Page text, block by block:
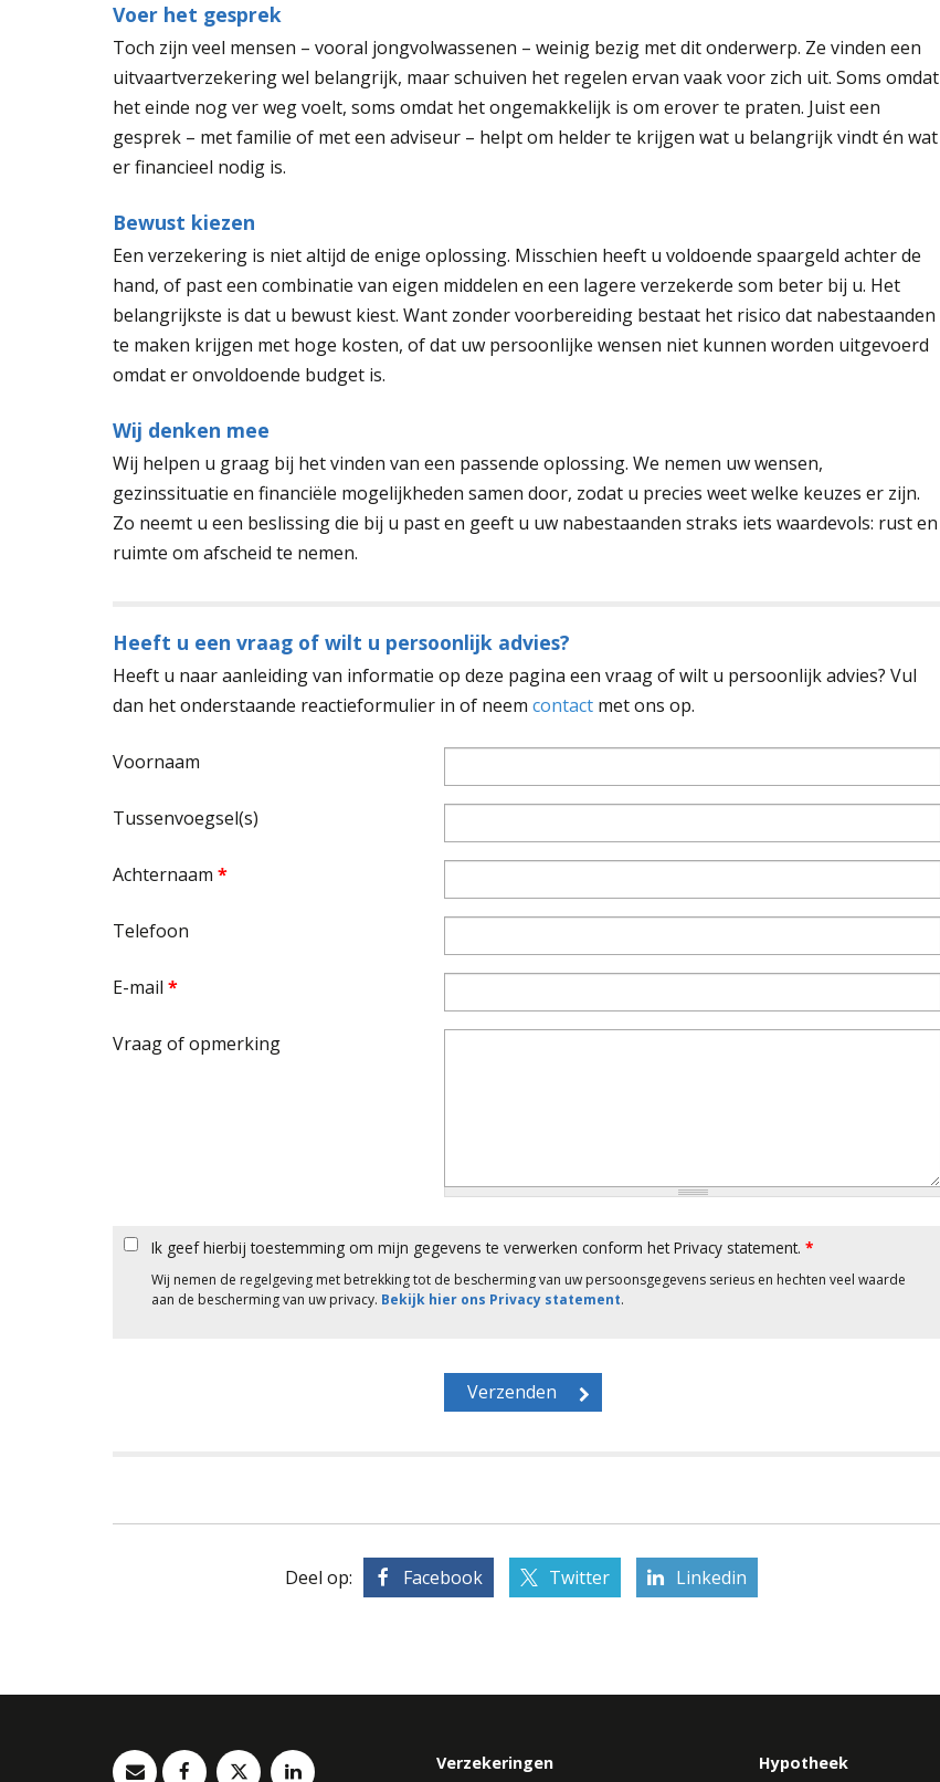
Voer het gesprek
Toch zijn veel mensen – vooral jongvolwassenen – weinig bezig met dit onderwerp. Ze vinden een
uitvaartverzekering wel belangrijk, maar schuiven het regelen ervan vaak voor zich uit. Soms omdat
het einde nog ver weg voelt, soms omdat het ongemakkelijk is om erover te praten. Juist een
gesprek – met familie of met een adviseur – helpt om helder te krijgen wat u belangrijk vindt én wat
er financieel nodig is.
Bewust kiezen
Een verzekering is niet altijd de enige oplossing. Misschien heeft u voldoende spaargeld achter de
hand, of past een combinatie van eigen middelen en een lagere verzekerde som beter bij u. Het
belangrijkste is dat u bewust kiest. Want zonder voorbereiding bestaat het risico dat nabestaanden
te maken krijgen met hoge kosten, of dat uw persoonlijke wensen niet kunnen worden uitgevoerd
omdat er onvoldoende budget is.
Wij denken mee
Wij helpen u graag bij het vinden van een passende oplossing. We nemen uw wensen,
gezinssituatie en financiële mogelijkheden samen door, zodat u precies weet welke keuzes er zijn.
Zo neemt u een beslissing die bij u past en geeft u uw nabestaanden straks iets waardevols: rust en
ruimte om afscheid te nemen.
Heeft u een vraag of wilt u persoonlijk advies?
Heeft u naar aanleiding van informatie op deze pagina een vraag of wilt u persoonlijk advies? Vul
dan het onderstaande reactieformulier in of neem contact met ons op.
Voornaam
Tussenvoegsel(s)
Achternaam *
Telefoon
E-mail *
Vraag of opmerking
Ik geef hierbij toestemming om mijn gegevens te verwerken conform het Privacy statement. *
Wij nemen de regelgeving met betrekking tot de bescherming van uw persoonsgegevens serieus en hechten veel waarde
aan de bescherming van uw privacy. Bekijk hier ons Privacy statement.
Deel op: Facebook Twitter Linkedin
Verzekeringen
Hypotheek